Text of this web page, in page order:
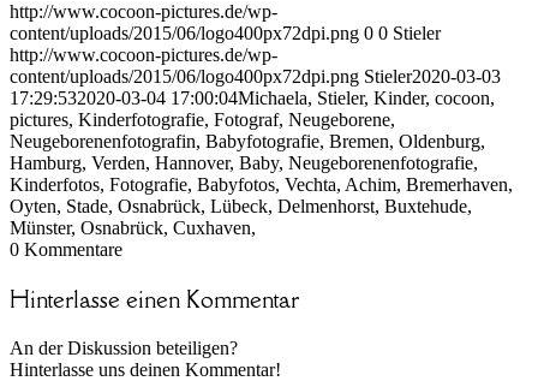
http://www.cocoon-pictures.de/wp-
content/uploads/2015/06/logo400px72dpi.png 0 0 Stieler
http://www.cocoon-pictures.de/wp-
content/uploads/2015/06/logo400px72dpi.png Stieler2020-03-03
17:29:532020-03-04 17:00:04Michaela, Stieler, Kinder, cocoon,
pictures, Kinderfotografie, Fotograf, Neugeborene,
Neugeborenenfotografin, Babyfotografie, Bremen, Oldenburg,
Hamburg, Verden, Hannover, Baby, Neugeborenenfotografie,
Kinderfotos, Fotografie, Babyfotos, Vechta, Achim, Bremerhaven,
Oyten, Stade, Osnabrück, Lübeck, Delmenhorst, Buxtehude,
Münster, Osnabrück, Cuxhaven,
0 Kommentare
Hinterlasse einen Kommentar
An der Diskussion beteiligen?
Hinterlasse uns deinen Kommentar!